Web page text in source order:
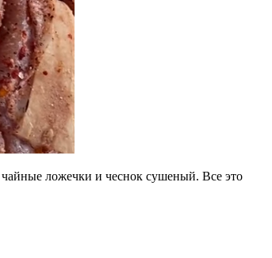
ложечки и чеснок сушеный. Все это